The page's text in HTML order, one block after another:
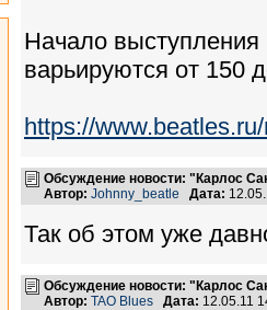
Начало
варьируются от 150
https://
Обсуждение новости: "Карлос
Автор: Johnny_beatle Дата:
Так об этом уже
Обсуждение новости: "Карлос
Автор: TAO Blues Дата: 12.05.11